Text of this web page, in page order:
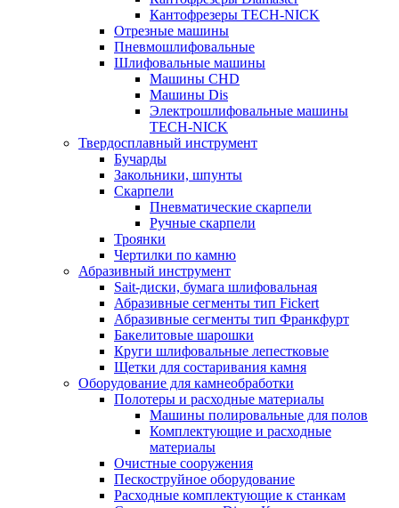
Кантофрезеры TECH-NICK
Отрезные машины
Пневмошлифовальные
Шлифовальные машины
Машины CHD
Машины Dis
Электрошлифовальные машины
TECH-NICK
Твердосплавный инструмент
Бучарды
Закольники, шпунты
Скарпели
Пневматические скарпели
Ручные скарпели
Троянки
Чертилки по камню
Абразивный инструмент
Sait-диски, бумага шлифовальная
Абразивные сегменты тип Fickert
Абразивные сегменты тип Франкфурт
Бакелитовые шарошки
Круги шлифовальные лепестковые
Щетки для состаривания камня
Оборудование для камнеобработки
Полотеры и расходные материалы
Машины полировальные для полов
Комплектующие и расходные
материалы
Очистные сооружения
Пескоструйное оборудование
Расходные комплектующие к станкам